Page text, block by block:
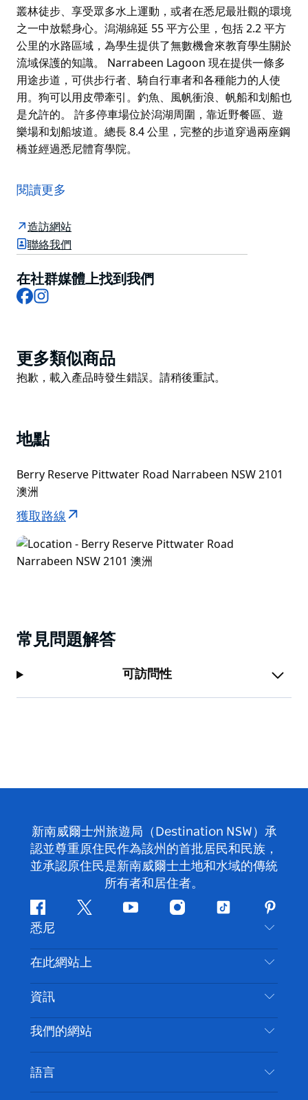
叢林徒步、享受眾多水上運動，或者在悉尼最壯觀的環境
之一中放鬆身心。潟湖綿延 55 平方公里，包括 2.2 平方
公里的水路區域，為學生提供了無數機會來教育學生關於
流域保護的知識。 Narrabeen Lagoon 現在提供一條多
用途步道，可供步行者、騎自行車者和各種能力的人使
用。狗可以用皮帶牽引。釣魚、風帆衝浪、帆船和划船也
是允許的。 許多停車場位於潟湖周圍，靠近野餐區、遊
樂場和划船坡道。總長 8.4 公里，完整的步道穿過兩座鋼
橋並經過悉尼體育學院。
口系統，位於世界著名的納拉賓衝浪海灘後面。
叢林徒步、享受眾多水上運動，或者在悉尼最壯觀的環境
之一中放鬆身心。潟湖綿延 55 平方公里，包括 2.2 平方
公里的水路區域，為學生提供了無數機會來教育學生關於
流域保護的知識。 Narrabeen Lagoon 現在提供一條多
用途步道，可供步行者、騎自行車者和各種能力的人使
許多停車場位於潟湖周圍，靠近野餐區、遊樂場和划船坡
道。總長 8.4 公里，完整的步道穿過兩座鋼橋並經過悉尼
體育學院。
閱讀更多
造訪網站
聯絡我們
在社群媒體上找到我們
Facebook
Product
List
更多類似商品
Product
抱歉，載入產品時發生錯誤。請稍後重試。
地點
Berry Reserve Pittwater Road Narrabeen NSW 2101
澳洲
獲取路線
常見問題解答
可訪問性
新南威爾士州旅遊局（Destination NSW）承
認並尊重原住民作為該州的首批居民和民族，
並承認原住民是新南威爾士土地和水域的傳統
所有者和居住者。
Facebook嘰
喳
喳
Youtube Instagram
抖
悉尼
聯絡我們
免責聲明
隱私
Cookie 通知
在此網站上
目的地
要做的事情
新南威爾斯州公路旅行
活動
住宿
資訊
旅行資訊
無障礙悉尼
列出您的業務
我們的網站
語言